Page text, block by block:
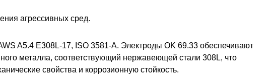
агрессивных сред.
A5.4 E308L-17, ISO 3581-A. Электроды OK 69.33 обеспечивают
металла, соответствующий нержавеющей стали 308L, что
свойства и коррозионную стойкость.